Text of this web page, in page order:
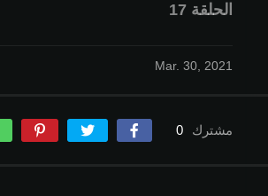
الحلقة 17
Mar. 30, 2021
مشترك 0